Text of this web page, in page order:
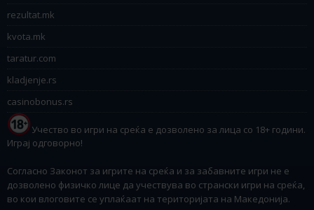
rezultat.mk
kvota.mk
taratur.com
kladjenje.rs
casinobonus.rs
Учество во игри на среќа е дозволено за лица со 18+ години.
Играј одговорно!
Согласно Законот за игрите на среќа и за забавните игри не е
дозволено физичко лице да учествува во странски игри на среќа,
во кои влоговите се уплаќаат на територијата на Македонија.